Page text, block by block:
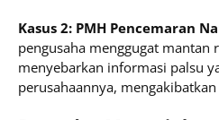
Kasus 2: PMH Pencemaran
pengusaha menggugat mantan
menyebarkan informasi palsu
perusahaannya,